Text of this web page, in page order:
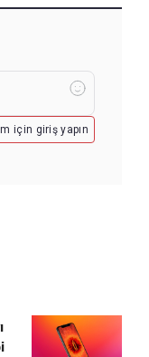
için giriş yapın